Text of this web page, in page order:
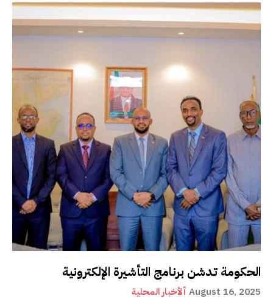
الحكومة تدشن برنامج التأشيرة الإلكترونية
ألأخبار المحلية August 16, 2025